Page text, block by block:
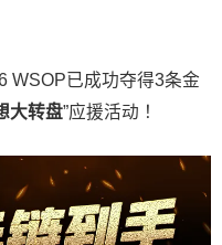
WSOP已成功夺得3条金
大转盘”应援活动！